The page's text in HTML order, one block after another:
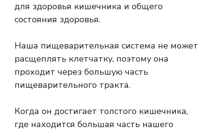
для здоровья кишечника и общего
состояния здоровья.
Наша пищеварительная система не может
расщеплять клетчатку, поэтому она
проходит через большую часть
пищеварительного тракта.
Когда он достигает толстого кишечника,
где находится большая часть нашего